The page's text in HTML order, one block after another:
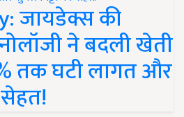
जायडेक्स की
ने बदली खेती
तक घटी लागत और
सेहत!